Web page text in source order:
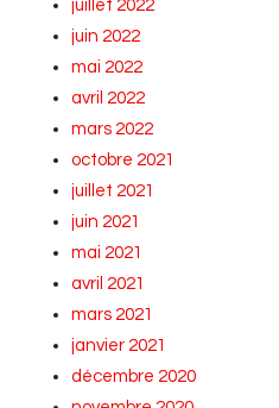
juillet 2022
juin 2022
mai 2022
avril 2022
mars 2022
octobre 2021
juillet 2021
juin 2021
mai 2021
avril 2021
mars 2021
janvier 2021
décembre 2020